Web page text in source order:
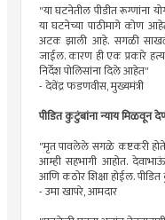
"या घटनेतील पीडीत रूग्णांना
या घटनेच्या पाठीमागे कोण
अटक झाली आहे. सगळी
जाईल. कारण ही एक प्रकारे
निर्देश पोलिसांना दिले आहेत"
- देवेंद्र फडणवीस, मुख्यमंत्री
पीडित कुटुंबांना न्याय मिळवून
"मृत पावलेले सगळे कष्टकरी होते,
आम्ही सहभागी आहोत.
आणि कठोर शिक्षा होईल.
- उमा खापरे, आमदार